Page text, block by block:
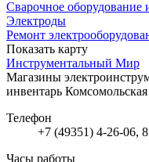
Сварочное оборудование
Электроды
Ремонт
Показать карту
Инструментальный Мир
Магазины
инвентарь
Телефон
+7 (49351) 4-26-06,
Часы работы